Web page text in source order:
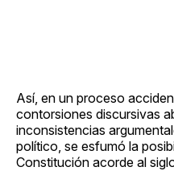
Así, en un proceso
contorsiones discursivas
inconsistencias
político, se esfumó la
Constitución acorde al